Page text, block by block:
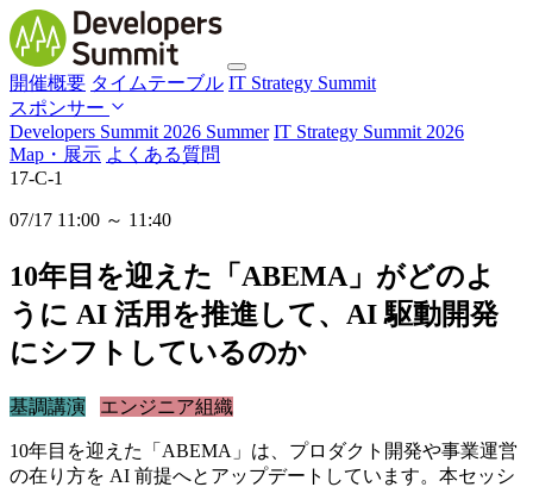
開催概要 タイムテーブル IT Strategy Summit
スポンサー
Developers Summit 2026 Summer IT Strategy Summit 2026
Map・展示 よくある質問
17-C-1
07/17 11:00 ～ 11:40
10年目を迎えた「ABEMA」がどのよ
うに AI 活用を推進して、AI 駆動開発
にシフトしているのか
基調講演 エンジニア組織
10年目を迎えた「ABEMA」は、プロダクト開発や事業運営
の在り方を AI 前提へとアップデートしています。本セッシ